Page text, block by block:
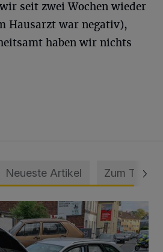
seit zwei Wochen wieder
Hausarzt war negativ),
haben wir nichts
Neueste Artikel Zum Thema
Promille